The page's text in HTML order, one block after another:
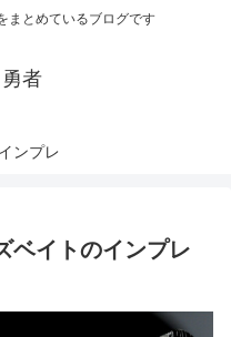
まとめているブログです
者
ンプレ
ベイトのインプレ